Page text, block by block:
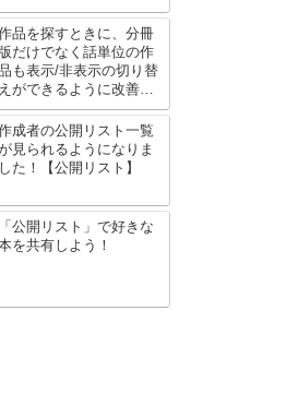
品を探すときに、分冊
版だけでなく話単位の作
も表示/非表示の切り替
えができるように改善し
した
成者の公開リスト一覧
見られるようになりま
した！【公開リスト】
「公開リスト」で好きな
を共有しよう！